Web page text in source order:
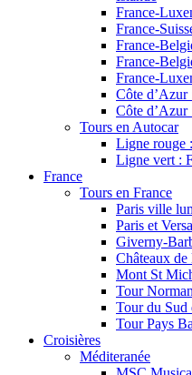
France-
France-
France-
France-
France-
Côte d’Azur
Côte d’Azur
Tours en Autocar
Ligne rouge
Ligne vert :
France
Tours en France
Paris ville
Paris et
Giverny-
Châteaux
Mont St
Tour
Tour du Sud
Tour Pays
Croisières
Méditeranée